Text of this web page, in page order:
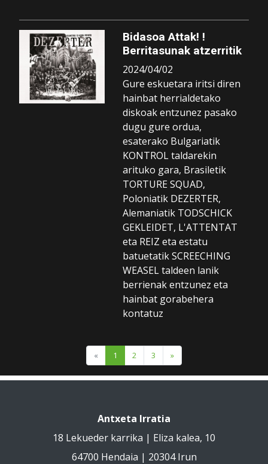
Bidasoa Attak! !
Berritasunak atzerritik
2024/04/02
Gure eskuetara iritsi diren
hainbat herrialdetako
diskoak entzunez pasako
dugu gure ordua,
esaterako Bulgariatik
KONTROL taldarekin
arituko gara, Brasiletik
TORTURE SQUAD,
Poloniatik DEZERTER,
Alemaniatik TODSCHICK
GEKLEIDET, L'ATTENTAT
eta REIZ eta estatu
batuetatik SCREECHING
WEASEL taldeen lanik
berrienak entzunez eta
hainbat gorabehera
kontatuz
« 1 2 3 »
Antxeta Irratia
18 Lekueder karrika | Eliza kalea, 10
64700 Hendaia | 20304 Irun